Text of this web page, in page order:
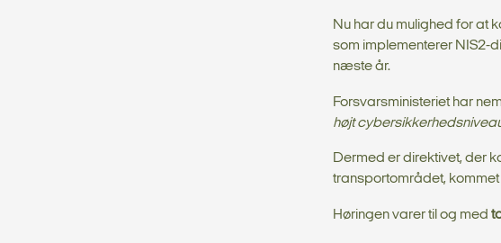
Nu har du mulighed for at
som implementerer NIS2-
næste år.
Forsvarsministeriet har
højt
Dermed er direktivet, der
transportområdet,
Høringen varer til og med